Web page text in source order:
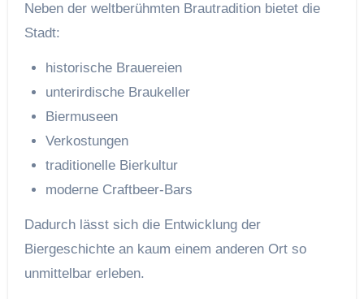
Neben der weltberühmten Brautradition bietet die
Stadt:
historische Brauereien
unterirdische Braukeller
Biermuseen
Verkostungen
traditionelle Bierkultur
moderne Craftbeer-Bars
Dadurch lässt sich die Entwicklung der
Biergeschichte an kaum einem anderen Ort so
unmittelbar erleben.